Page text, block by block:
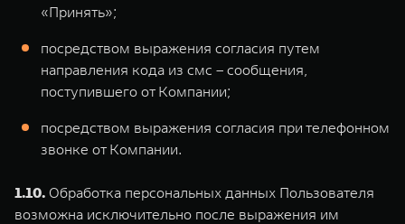
«Принять»;
посредством выражения согласия путем
направления кода из смс – сообщения,
поступившего от Компании;
посредством выражения согласия при телефонном
звонке от Компании.
1.10. Обработка персональных данных Пользователя
возможна исключительно после выражения им